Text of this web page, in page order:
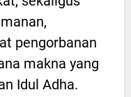
pengorbanan
makna yang
Idul Adha.